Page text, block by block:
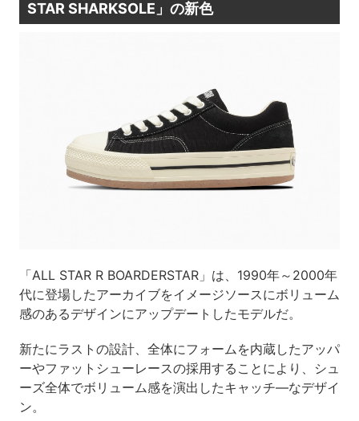
STAR SHARKSOLE」の新色
「ALL STAR R BOARDERSTAR」は、1990年～2000年
代に登場したアーカイブをイメージソースにボリューム
感のあるデザインにアップデートしたモデルだ。
新たにラストの設計、全体にフォームを内蔵したアッパ
ーやファットシューレースの採用することにより、シュ
ーズ全体でボリューム感を演出したキャッチ―なデザイ
ン。